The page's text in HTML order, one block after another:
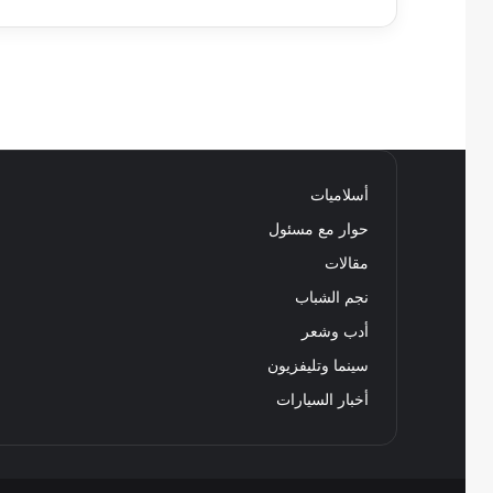
أسلاميات
حوار مع مسئول
مقالات
نجم الشباب
أدب وشعر
سينما وتليفزيون
أخبار السيارات